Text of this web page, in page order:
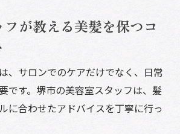
が教える美髪を保つコ
、サロンでのケアだけでなく、日常
です。堺市の美容室スタッフは、髪
に合わせたアドバイスを丁寧に行っ